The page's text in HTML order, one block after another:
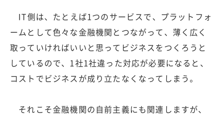
IT側は、たとえば1つのサービスで、プラットフォ
ームとして色々な金融機関とつながって、薄く広く
取っていければいいと思ってビジネスをつくろうと
しているので、1社1社違った対応が必要になると、
コストでビジネスが成り立たなくなってしまう。
それこそ金融機関の自前主義にも関連しますが、